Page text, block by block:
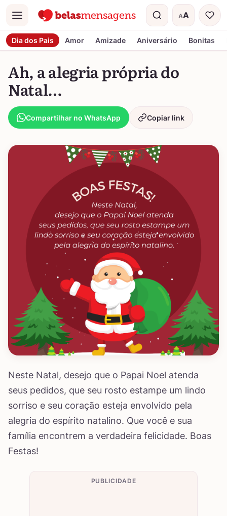
Menu AA
Tamanho do
Dia dos Pais Amor Amizade Aniversário Bonitas
Ah, a alegria própria do
Natal…
Compartilhar no WhatsApp Copiar link
Neste Natal, desejo que o Papai Noel atenda
seus pedidos, que seu rosto estampe um lindo
sorriso e seu coração esteja envolvido pela
alegria do espírito natalino. Que você e sua
família encontrem a verdadeira felicidade. Boas
Festas!
PUBLICIDADE